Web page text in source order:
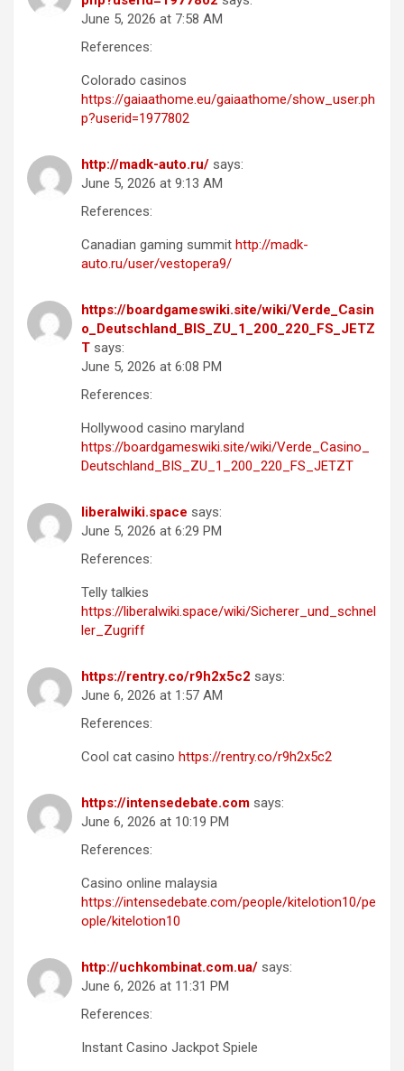
June 5, 2026 at 7:58 AM
References:
Colorado casinos
https://gaiaathome.eu/gaiaathome/show_user.ph
p?userid=1977802
http://madk-auto.ru/ says:
June 5, 2026 at 9:13 AM
References:
Canadian gaming summit http://madk-
auto.ru/user/vestopera9/
https://boardgameswiki.site/wiki/Verde_Casin
o_Deutschland_BIS_ZU_1_200_220_FS_JETZ
T says:
June 5, 2026 at 6:08 PM
References:
Hollywood casino maryland
https://boardgameswiki.site/wiki/Verde_Casino_
Deutschland_BIS_ZU_1_200_220_FS_JETZT
liberalwiki.space says:
June 5, 2026 at 6:29 PM
References:
Telly talkies
https://liberalwiki.space/wiki/Sicherer_und_schnel
ler_Zugriff
https://rentry.co/r9h2x5c2 says:
June 6, 2026 at 1:57 AM
References:
Cool cat casino https://rentry.co/r9h2x5c2
https://intensedebate.com says:
June 6, 2026 at 10:19 PM
References:
Casino online malaysia
https://intensedebate.com/people/kitelotion10/pe
ople/kitelotion10
http://uchkombinat.com.ua/ says:
June 6, 2026 at 11:31 PM
References:
Instant Casino Jackpot Spiele